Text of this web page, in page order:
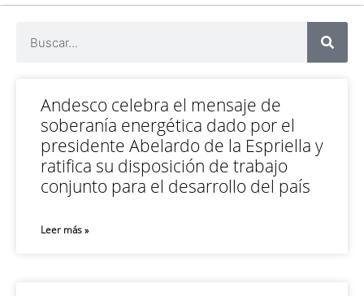
Andesco celebra el mensaje de
soberanía energética dado por el
presidente Abelardo de la Espriella y
ratifica su disposición de trabajo
conjunto para el desarrollo del país
Leer más »